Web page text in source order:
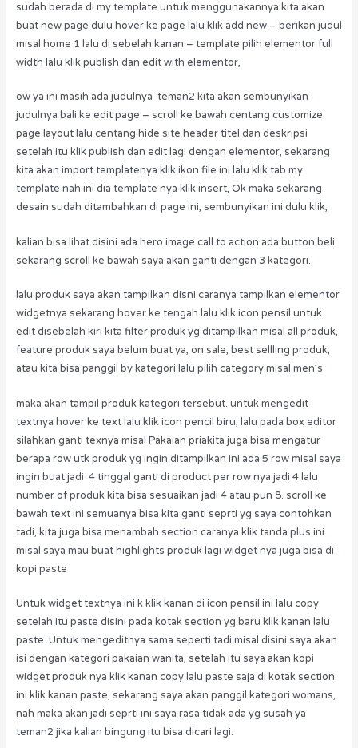
sudah berada di my template untuk menggunakannya kita akan
buat new page dulu hover ke page lalu klik add new – berikan judul
misal home 1 lalu di sebelah kanan – template pilih elementor full
width lalu klik publish dan edit with elementor,
ow ya ini masih ada judulnya teman2 kita akan sembunyikan
judulnya bali ke edit page – scroll ke bawah centang customize
page layout lalu centang hide site header titel dan deskripsi
setelah itu klik publish dan edit lagi dengan elementor, sekarang
kita akan import templatenya klik ikon file ini lalu klik tab my
template nah ini dia template nya klik insert, Ok maka sekarang
desain sudah ditambahkan di page ini, sembunyikan ini dulu klik,
kalian bisa lihat disini ada hero image call to action ada button beli
sekarang scroll ke bawah saya akan ganti dengan 3 kategori.
lalu produk saya akan tampilkan disni caranya tampilkan elementor
widgetnya sekarang hover ke tengah lalu klik icon pensil untuk
edit disebelah kiri kita filter produk yg ditampilkan misal all produk,
feature produk saya belum buat ya, on sale, best sellling produk,
atau kita bisa panggil by kategori lalu pilih category misal men’s
maka akan tampil produk kategori tersebut. untuk mengedit
textnya hover ke text lalu klik icon pencil biru, lalu pada box editor
silahkan ganti texnya misal Pakaian priakita juga bisa mengatur
berapa row utk produk yg ingin ditampilkan ini ada 5 row misal saya
ingin buat jadi 4 tinggal ganti di product per row nya jadi 4 lalu
number of produk kita bisa sesuaikan jadi 4 atau pun 8. scroll ke
bawah text ini semuanya bisa kita ganti seprti yg saya contohkan
tadi, kita juga bisa menambah section caranya klik tanda plus ini
misal saya mau buat highlights produk lagi widget nya juga bisa di
kopi paste
Untuk widget textnya ini k klik kanan di icon pensil ini lalu copy
setelah itu paste disini pada kotak section yg baru klik kanan lalu
paste. Untuk mengeditnya sama seperti tadi misal disini saya akan
isi dengan kategori pakaian wanita, setelah itu saya akan kopi
widget produk nya klik kanan copy lalu paste saja di kotak section
ini klik kanan paste, sekarang saya akan panggil kategori womans,
nah maka akan jadi seprti ini saya rasa tidak ada yg susah ya
teman2 jika kalian bingung itu bisa dicari lagi.